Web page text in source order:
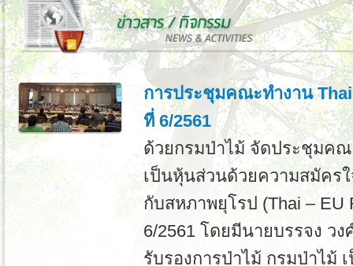
การประชุมคณะทำงาน
ที่ 6/2561
ด้วยกรมป่าไม้ จัดประชุมค
เป็นหุ้นส่วนด้วยความสมัครใ
กับสหภาพยุโรป (Thai – EU
6/2561 โดยมีนายบรรจง ว
รับรองการป่าไม้ กรมป่าไม้